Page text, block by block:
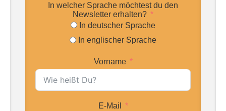
In welcher Sprache möchtest du den
Newsletter erhalten?
In deutscher Sprache
In englischer Sprache
Vorname
E-Mail